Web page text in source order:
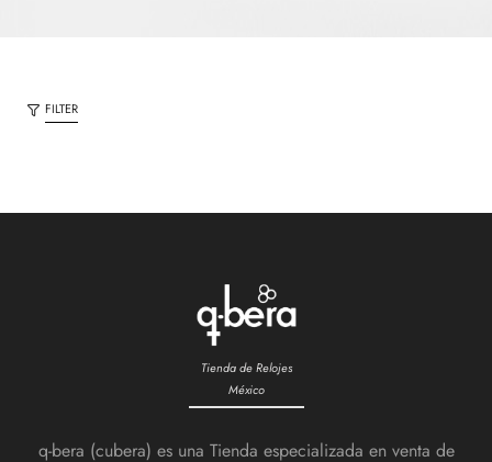
FILTER
Tienda de Relojes
México
q-bera (cubera) es una Tienda especializada en venta de